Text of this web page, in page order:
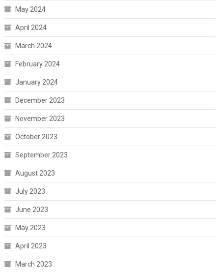
May 2024
April 2024
March 2024
February 2024
January 2024
December 2023
November 2023
October 2023
September 2023
August 2023
July 2023
June 2023
May 2023
April 2023
March 2023